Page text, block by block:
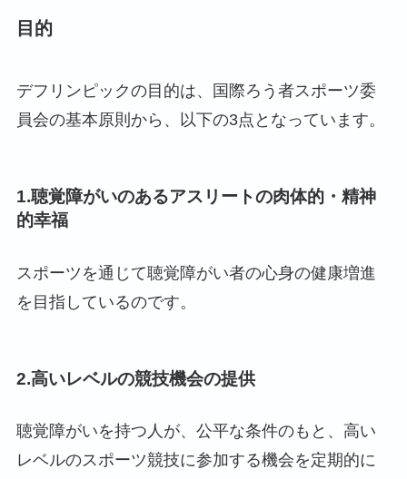
目的
デフリンピックの目的は、国際ろう者スポーツ委
員会の基本原則から、以下の3点となっています。
1.聴覚障がいのあるアスリートの肉体的・精神
的幸福
スポーツを通じて聴覚障がい者の心身の健康増進
を目指しているのです。
2.高いレベルの競技機会の提供
聴覚障がいを持つ人が、公平な条件のもと、高い
レベルのスポーツ競技に参加する機会を定期的に